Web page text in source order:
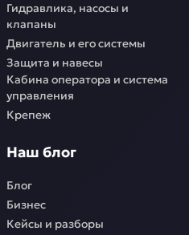
Гидравлика, насосы и
клапаны
Двигатель и его системы
Защита и навесы
Кабина оператора и система
управления
Крепеж
Наш блог
Блог
Бизнес
Кейсы и разборы